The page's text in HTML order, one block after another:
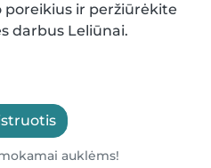
poreikius ir peržiūrėkite
darbus Leliūnai.
auklėms!